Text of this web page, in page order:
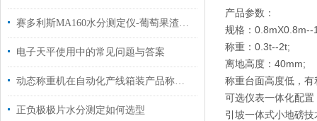
赛多利斯MA160水分测定仪-葡萄果渣的水分含量检测方案
电子天平使用中的常见问题与答案
动态称重机在自动化产线箱装产品称重剔除
正负极极片水分测定如何选型
产品参数：
规格：0.8mX0.8m--
称重：0.3t--2t;
离地高度：40mm;
称重台面高度低，
可选仪表一体化配
引坡一体式小地磅技